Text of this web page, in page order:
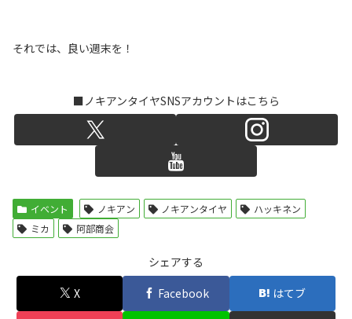
それでは、良い週末を！
■ノキアンタイヤSNSアカウントはこちら
イベント ノキアン ノキアンタイヤ
ハッキネン
ミカ
阿部商会
シェアする
X
Facebook はてブ